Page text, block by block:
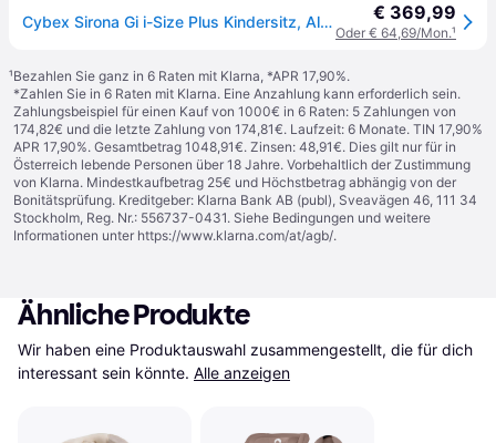
Cybex Sirona Gi i-Size Plus Kindersitz, Almond Beige € 369,99
Oder € 64,69/Mon.¹
¹Bezahlen Sie ganz in 6 Raten mit Klarna, *APR 17,90%.
*Zahlen Sie in 6 Raten mit Klarna. Eine Anzahlung kann erforderlich sein.
Zahlungsbeispiel für einen Kauf von 1000€ in 6 Raten: 5 Zahlungen von
174,82€ und die letzte Zahlung von 174,81€. Laufzeit: 6 Monate. TIN 17,90%
APR 17,90%. Gesamtbetrag 1048,91€. Zinsen: 48,91€. Dies gilt nur für in
Österreich lebende Personen über 18 Jahre. Vorbehaltlich der Zustimmung
von Klarna. Mindestkaufbetrag 25€ und Höchstbetrag abhängig von der
Bonitätsprüfung. Kreditgeber: Klarna Bank AB (publ), Sveavägen 46, 111 34
Stockholm, Reg. Nr.: 556737-0431. Siehe Bedingungen und weitere
Informationen unter https://www.klarna.com/at/agb/.
Ähnliche Produkte
Wir haben eine Produktauswahl zusammengestellt, die für dich
interessant sein könnte. Alle anzeigen